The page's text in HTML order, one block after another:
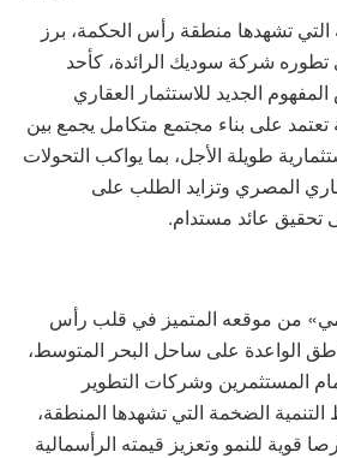
تشهدها منطقة رأس الحكمة، برز
شركة سوديك الرائدة، كأحد
الجديد للاستثمار العقاري
على بناء مجتمع متكامل يجمع بين
طويلة الأجل، بما يواكب التحولات
المصري وتزايد الطلب على
تحقيق عائد مستدام.
من موقعه المتميز في قلب رأس
الواعدة على ساحل البحر المتوسط،
المستثمرين وشركات التطوير
الضخمة التي تشهدها المنطقة،
قوية للنمو وتعزيز قيمته الرأسمالية